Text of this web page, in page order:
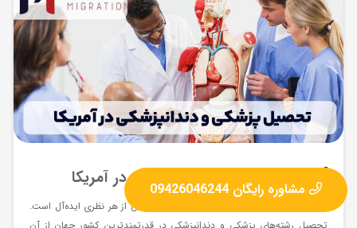
تحصیل پزشکی و دندانپزشکی در آمریکا
تحصیل در کشور آمریکا برای بسیاری از دانشجویان از هر نظری ایده‌آل است.
مشاوره رایگان 09426046244